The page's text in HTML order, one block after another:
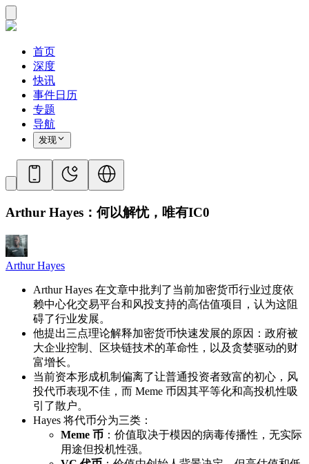
首页
深度
快讯
事件日历
专题
导航
发现
Arthur Hayes：何以解忧，唯有IC0
Arthur Hayes
Arthur Hayes 在文章中批判了当前加密货币行业过度依
赖中心化交易平台和风投支持的高估值项目，认为这阻
碍了行业发展。
他提出三点理论解释加密货币快速发展的原因：政府被
大企业控制、区块链技术的革命性，以及贪婪驱动的财
富增长。
当前资本形成机制偏离了让普通投资者致富的初心，风
投代币表现不佳，而 Meme 币因其平等化和高投机性吸
引了散户。
Hayes 将代币分为三类：
Meme 币 ：价值取决于模因的病毒传播性，无实际
用途但投机性强。